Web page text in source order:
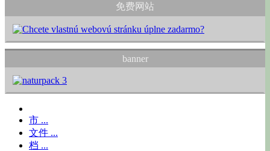
免费网站
banner
市 ...
文件 ...
档 ...